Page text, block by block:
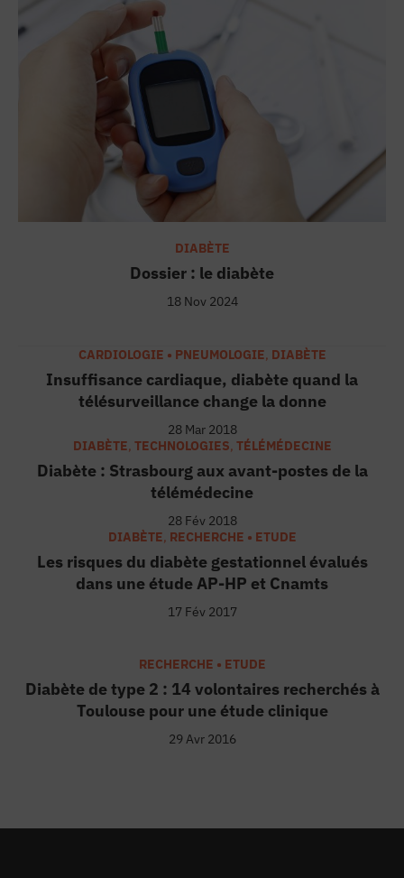
Une préplainte pour dire stop aux
Soigner les victimes de brûlures ou
"Sur les soins de cordon, on est
LES CHUCHOTEURS ! E4 : Renaud
Endométriose : Aujourd'hui, on ne
Gaétan, taulier tranquille des ECN :
7:52
Dépistage du mélanome : cet
LES CHUCHOTEURS ! E3 : Une
Quartiers nord de Marseille : ce
"Les appels pris en charge par mes
ARCHIVES : La grande aventure de
4:07
Guerre en Ukraine : Maryna,
Dossier : le diabète
18 Nov 2024
DIABÈTE
Insuffisance cardiaque, diabète quand la
télésurveillance change la donne
28 Mar 2018
CARDIOLOGIE • PNEUMOLOGIE, DIABÈTE
Diabète : Strasbourg aux avant-postes de la
télémédecine
28 Fév 2018
DIABÈTE, TECHNOLOGIES, TÉLÉMÉDECINE
Les risques du diabète gestationnel évalués
dans une étude AP-HP et Cnamts
17 Fév 2017
DIABÈTE, RECHERCHE • ETUDE
Diabète de type 2 : 14 volontaires recherchés à
Toulouse pour une étude clinique
29 Avr 2016
RECHERCHE • ETUDE